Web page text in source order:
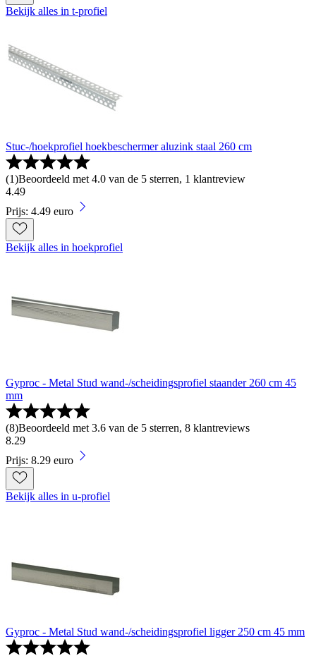
Bekijk alles in t-profiel
Stuc-/hoekprofiel hoekbeschermer aluzink staal 260 cm
(1)Beoordeeld met 4.0 van de 5 sterren, 1 klantreview
4.49
Prijs: 4.49 euro
Bekijk alles in hoekprofiel
Gyproc - Metal Stud wand-/scheidingsprofiel staander 260 cm 45
mm
(8)Beoordeeld met 3.6 van de 5 sterren, 8 klantreviews
8.29
Prijs: 8.29 euro
Bekijk alles in u-profiel
Gyproc - Metal Stud wand-/scheidingsprofiel ligger 250 cm 45 mm